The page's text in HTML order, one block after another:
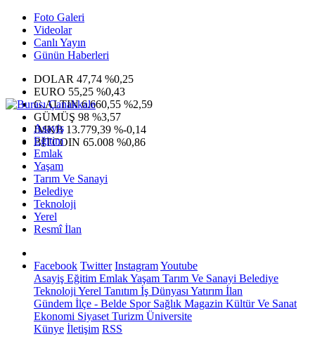
Foto Galeri
Videolar
Canlı Yayın
Günün Haberleri
DOLAR 47,74 %0,25
EURO 55,25 %0,43
G.ALTIN6.660,55 %2,59
GÜMÜŞ 98 %3,57
IMKB 13.779,39 %-0,14
BITCOIN 65.008 %0,86
Asayiş
Eğitim
Emlak
Yaşam
Tarım Ve Sanayi
Belediye
Teknoloji
Yerel
Resmî İlan
Facebook Twitter InstagramYoutube
Asayiş Eğitim EmlakYaşam Tarım Ve Sanayi Belediye
Teknoloji Yerel Tanıtım İş Dünyası Yatırım İlan
Gündem İlçe - Belde SporSağlık Magazin Kültür Ve Sanat
Ekonomi Siyaset Turizm Üniversite
Künye İletişim RSS